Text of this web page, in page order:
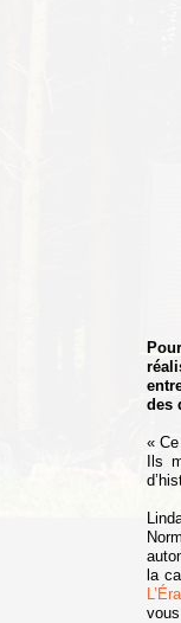
des
«
Ils
la